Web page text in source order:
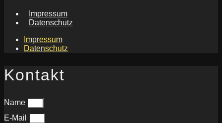
Impressum
Datenschutz
Impressum
Datenschutz
Kontakt
Name
E-Mail